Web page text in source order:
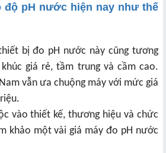
độ pH nước hiện nay như thế
bị đo pH nước này cũng tương
giá rẻ, tầm trung và cầm cao.
vẫn ưa chuộng máy với mức giá
vào thiết kế, thương hiệu và chức
khảo một vài giá máy đo pH nước